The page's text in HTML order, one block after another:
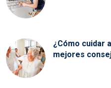
¿Cómo cuidar
mejores